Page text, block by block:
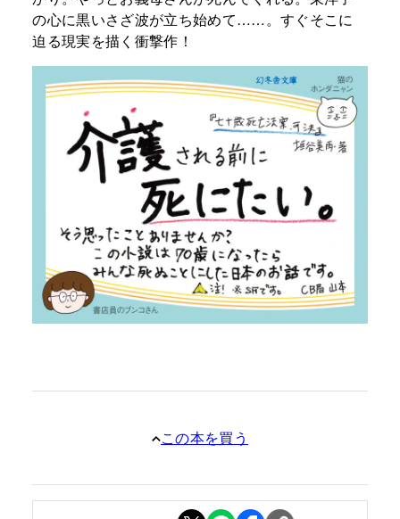
の心に黒いさざ波が立ち始めて……。すぐそこに
迫る現実を描く衝撃作！
この本を買う